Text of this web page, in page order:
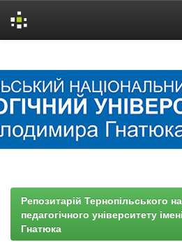
Репозитарій Тернопільського
педагогічного університету
Гнатюка